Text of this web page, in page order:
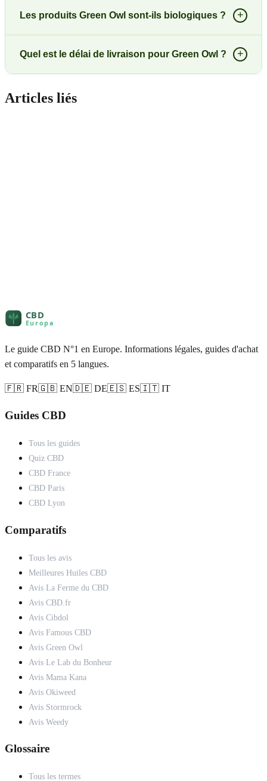
Les produits Green Owl sont-ils biologiques ? +
Quel est le délai de livraison pour Green Owl ? +
Articles liés
Le guide CBD N°1 en Europe. Informations légales, guides d'achat
et comparatifs en 5 langues.
🇫🇷 FR🇬🇧 EN🇩🇪 DE🇪🇸 ES🇮🇹 IT
Guides CBD
Tous les guides
Quiz CBD
CBD France
CBD Paris
CBD Lyon
Comparatifs
Tous les avis
Meilleures Huiles CBD
Avis La Ferme du CBD
Avis CBD.fr
Avis Cibdol
Avis Famous CBD
Avis Green Owl
Avis Le Lab du Bonheur
Avis Mama Kana
Avis Okiweed
Avis Stormrock
Avis Weedy
Glossaire
Tous les termes